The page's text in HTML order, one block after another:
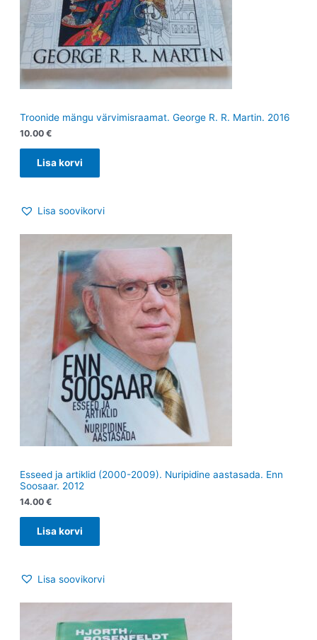
Troonide mängu värvimisraamat. George R. R. Martin. 2016
10.00 €
Lisa korvi
Lisa soovikorvi
Esseed ja artiklid (2000-2009). Nuripidine aastasada. Enn
Soosaar. 2012
14.00 €
Lisa korvi
Lisa soovikorvi